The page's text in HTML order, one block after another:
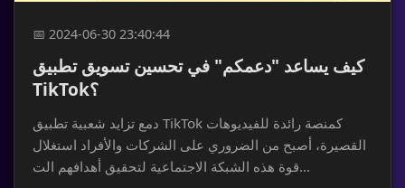
📅 2024-06-30 23:40:44
كيف يساعد "دعمكم" في تحسين تسويق تطبيق
TikTok؟
دمع تزايد شعبية تطبيق TikTok كمنصة رائدة للفيديوهات
القصيرة، أصبح من الضروري على الشركات والأفراد استغلال
قوة هذه الشبكة الاجتماعية لتحقيق أهدافهم الت...